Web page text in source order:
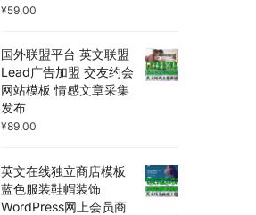
¥59.00
国外联盟平台 英文联盟
Lead广告加盟 交友约会
网站模板 情感文章采集
发布
¥89.00
英文在线独立商店模板
蓝色服装鞋帽装饰
WordPress网上会员商